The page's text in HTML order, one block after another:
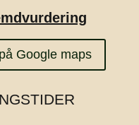
Google maps